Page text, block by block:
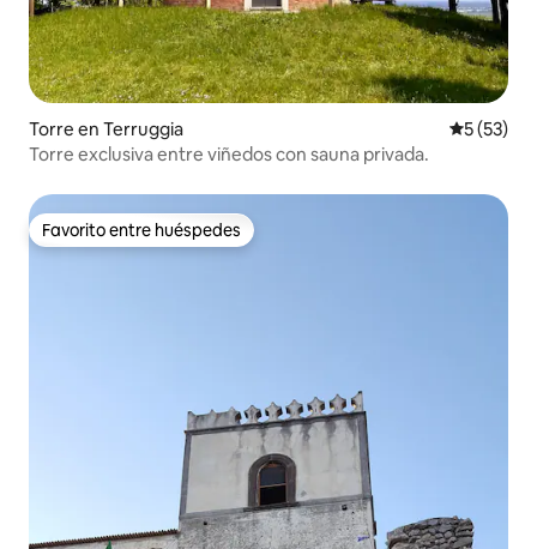
Torre en Terruggia
5 (53)
Torre exclusiva entre viñedos con sauna privada.
Favorito entre huéspedes
Favorito entre huéspedes